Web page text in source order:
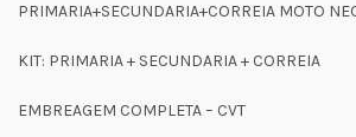
PRIMARIA+SECUNDARIA+CORREIA MOTO
KIT: PRIMARIA + SECUNDARIA + CORREIA
EMBREAGEM COMPLETA – CVT